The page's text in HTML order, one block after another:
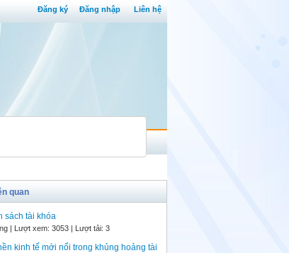
Đăng ký Đăng nhập Liên hệ
quan
sách tài khóa
| Lượt xem: 3053 | Lượt tải: 3
kinh tế mới nổi trong khủng hoảng tài